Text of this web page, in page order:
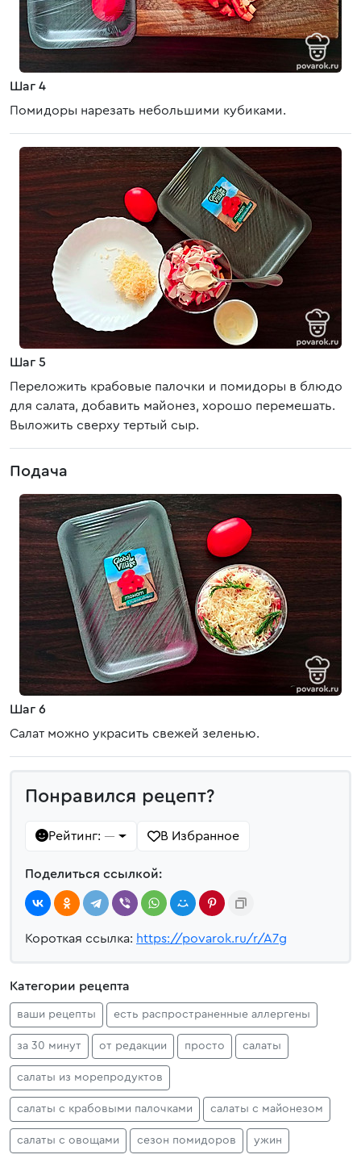
Шаг 4
Помидоры нарезать небольшими кубиками.
Шаг 5
Переложить крабовые палочки и помидоры в блюдо
для салата, добавить майонез, хорошо перемешать.
Выложить сверху тертый сыр.
Подача
Шаг 6
Салат можно украсить свежей зеленью.
Понравился рецепт?
Рейтинг: — В Избранное
Поделиться ссылкой:
Короткая ссылка: https://povarok.ru/r/A7g
Категории рецепта
ваши рецепты есть распространенные аллергены
за 30 минут от редакции просто салаты
салаты из морепродуктов
салаты с крабовыми палочками салаты с майонезом
салаты с овощами сезон помидоров ужин